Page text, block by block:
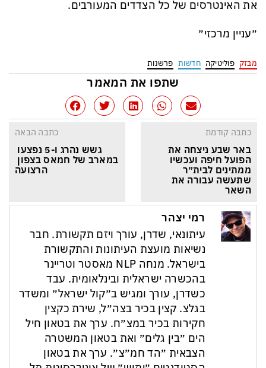
את האינטרסים של כל הצדדים המעורבים.
״עניין מרכזי״
מבזק פוליטיקה חדשות פרשנות
שתפו את המאמר
כתבה קודמת
באר שבע ניצחה את
הפועל חיפה ועכשיו
ממתינים לבית״ר
שתעשה עבורה את
השאר
כתבה הבאה
גשש נהרג ו-5 נפצעו
במארב של חמאס בצפון
הרצועה
רמי יצהר
עיתונאי, שדרן, עורך ויזם תקשורת. חבר
נשיאות מועצת העיתונות והתקשורת
בישראל. מנחה NLP מאסטר וטריינר
בהכשרה ישראלית ובינלאומית. עבד
כשדרן, עורך ומגיש ב״קול ישראל״ ומשדר
בגלצ. קצין בכיר בצה״ל, שירת כקצין
חקירות בכיר במצ״ח. ערך את בטאון חיל
הים ״בין גלים״ ואת בטאון המשטרה
הצבאית ״הד חמ״צ״. ערך את בטאון